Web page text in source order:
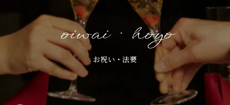
oiwai · hoyo
お祝い・法要